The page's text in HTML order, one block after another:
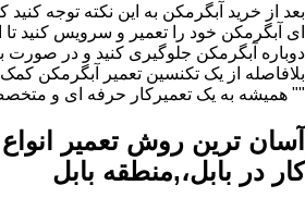
بعد از خرید آبگرمکن به این نکته توجه
ای آبگرمکن خود را تعمیر و سرویس کنید
دوباره آبگرمکن جلوگیری کنید و در
بلافاصله از یک تکنسین تعمیر آبگرمکن
"" همیشه به یک تعمیرکار حرفه ای و
آسان ترین روش تعمیر
کار در بابل،,منطقه بابل